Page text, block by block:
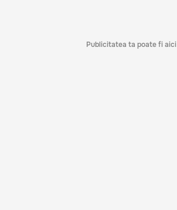
Publicitatea ta poate fi aici